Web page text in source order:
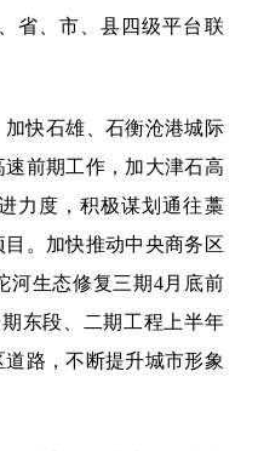
省、市、县四级平台联
快石雄、石衡沧港城际
前期工作，加大津石高
力度，积极谋划通往藁
。加快推动中央商务区
河生态修复三期4月底前
东段、二期工程上半年
路，不断提升城市形象